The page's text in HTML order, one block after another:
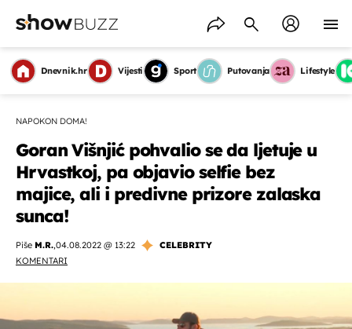
Dnevnik.hr Vijesti Sport Putovanja Lifestyle
NAPOKON DOMA!
Goran Višnjić pohvalio se da ljetuje u
Hrvastkoj, pa objavio selfie bez
majice, ali i predivne prizore zalaska
sunca!
Piše M.R.,04.08.2022 @ 13:22
CELEBRITY
KOMENTARI